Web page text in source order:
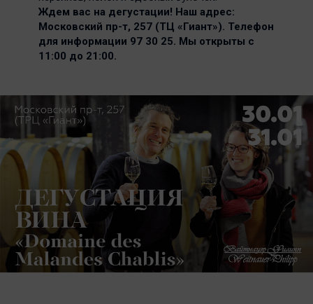
Ждем вас на дегустации! Наш адрес:
Московский пр-т, 257 (ТЦ «Гиант»). Телефон
для информации 97 30 25. Мы открыты с
11:00 до 21:00.